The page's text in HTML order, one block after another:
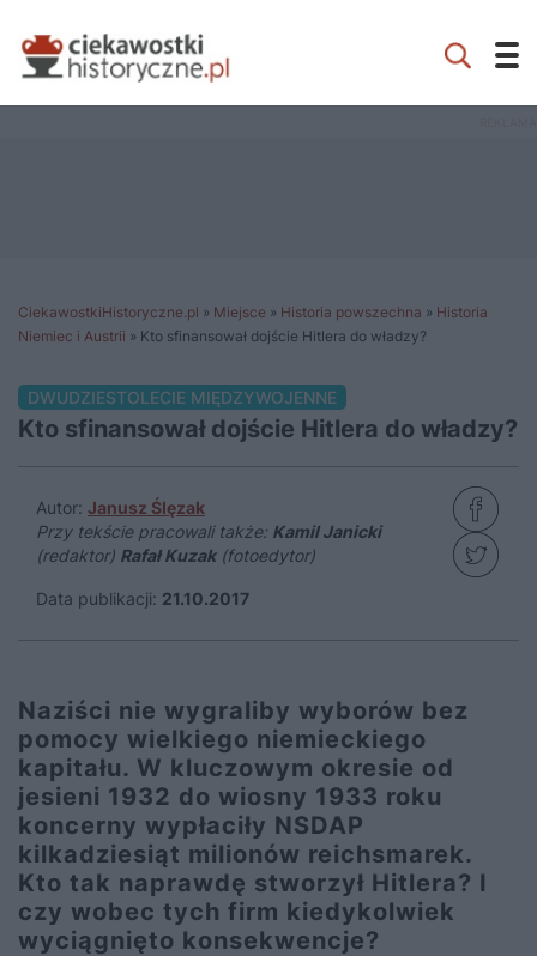
CiekawostkiHistoryczne.pl » Miejsce » Historia powszechna » Historia
Niemiec i Austrii » Kto sfinansował dojście Hitlera do władzy?
DWUDZIESTOLECIE MIĘDZYWOJENNE
Kto sfinansował dojście Hitlera do władzy?
Autor: Janusz Ślęzak
Przy tekście pracowali także: Kamil Janicki
(redaktor) Rafał Kuzak(fotoedytor)
Data publikacji: 21.10.2017
Naziści nie wygraliby wyborów bez
pomocy wielkiego niemieckiego
kapitału. W kluczowym okresie od
jesieni 1932 do wiosny 1933 roku
koncerny wypłaciły NSDAP
kilkadziesiąt milionów reichsmarek.
Kto tak naprawdę stworzył Hitlera? I
czy wobec tych firm kiedykolwiek
wyciągnięto konsekwencje?